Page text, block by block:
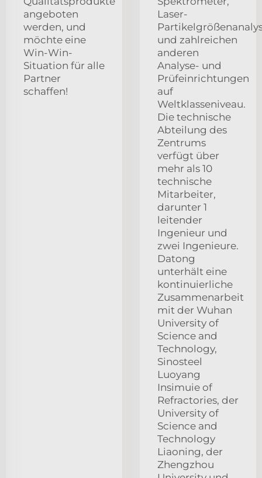
angeboten
werden, und
möchte eine
Win-Win-
Situation für alle
Partner
schaffen!
Laser-
und zahlreichen
anderen
Analyse- und
Prüfeinrichtungen
auf
Weltklasseniveau.
Die technische
Abteilung des
Zentrums
verfügt über
mehr als 10
technische
Mitarbeiter,
darunter 1
leitender
Ingenieur und
zwei Ingenieure.
Datong
unterhält eine
kontinuierliche
Zusammenarbeit
mit der Wuhan
University of
Science and
Technology,
Sinosteel
Luoyang
Insimuie of
Refractories, der
University of
Science and
Technology
Liaoning, der
Zhengzhou